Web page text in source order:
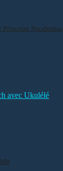
Pocahontas